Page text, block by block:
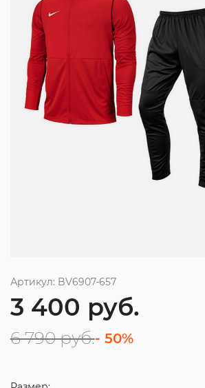
Артикул: BV6907-657
3 400 руб.
6 790 руб.- 50%